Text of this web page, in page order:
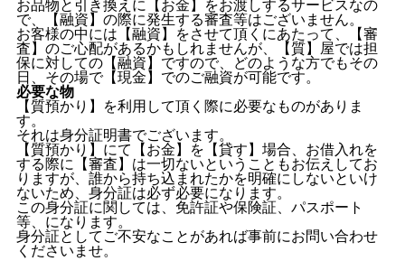
お品物と引き換えに【お金】をお渡しするサービスなの
で、【融資】の際に発生する審査等はございません。
お客様の中には【融資】をさせて頂くにあたって、【審
査】のご心配があるかもしれませんが、【質】屋では担
保に対しての【融資】ですので、どのような方でもその
日、その場で【現金】でのご融資が可能です。
必要な物
【質預かり】を利用して頂く際に必要なものがありま
す。
それは身分証明書でございます。
【質預かり】にて【お金】を【貸す】場合、お借入れを
する際に【審査】は一切ないということもお伝えしてお
りますが、誰から持ち込まれたかを明確にしないといけ
ないため、身分証は必ず必要になります。
この身分証に関しては、免許証や保険証、パスポート
等、になります。
身分証としてご不安なことがあれば事前にお問い合わせ
くださいませ。